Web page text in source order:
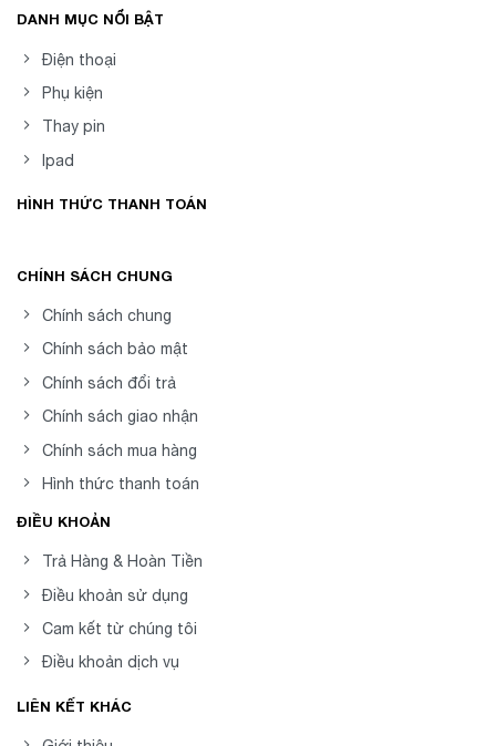
DANH MỤC NỔI BẬT
Điện thoại
Phụ kiện
Thay pin
Ipad
HÌNH THỨC THANH TOÁN
CHÍNH SÁCH CHUNG
Chính sách chung
Chính sách bảo mật
Chính sách đổi trả
Chính sách giao nhận
Chính sách mua hàng
Hình thức thanh toán
ĐIỀU KHOẢN
Trả Hàng & Hoàn Tiền
Điều khoản sử dụng
Cam kết từ chúng tôi
Điều khoản dịch vụ
LIÊN KẾT KHÁC